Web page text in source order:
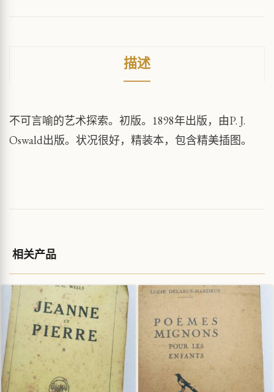
描述
不可言喻的艺术探索。初版。1898年出版，由P. J.
Oswald出版。状况很好，精装本，包含精美插图。
相关产品